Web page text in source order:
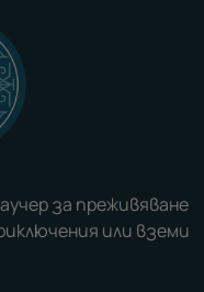
за преживяване
или вземи